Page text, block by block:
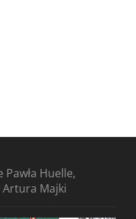
Pawła Huelle,
Majki